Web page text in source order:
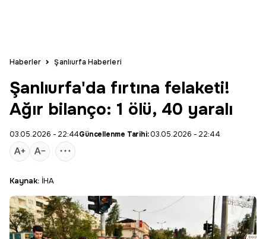
Haberler Şanlıurfa Haberleri
Şanlıurfa'da fırtına felaketi!
Ağır bilanço: 1 ölü, 40 yaralı
03.05.2026 - 22:44Güncellenme Tarihi:03.05.2026 - 22:44
Kaynak: İHA